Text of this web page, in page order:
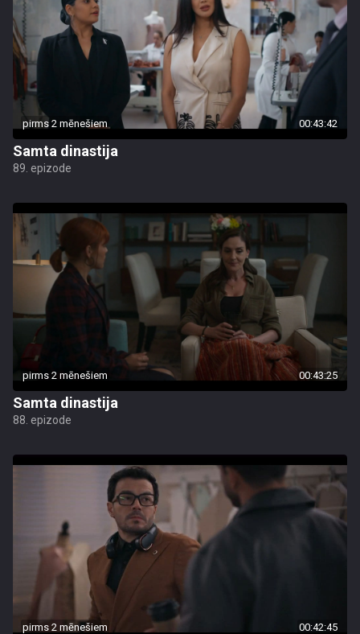
pirms 2 mēnešiem 00:43:42
Samta dinastija
89. epizode
pirms 2 mēnešiem 00:43:25
Samta dinastija
88. epizode
pirms 2 mēnešiem 00:42:45